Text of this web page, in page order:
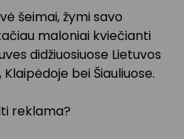
šeimai, žymi savo
maloniai kviečianti
didžiuosiuose Lietuvos
bei Šiauliuose.
reklama?